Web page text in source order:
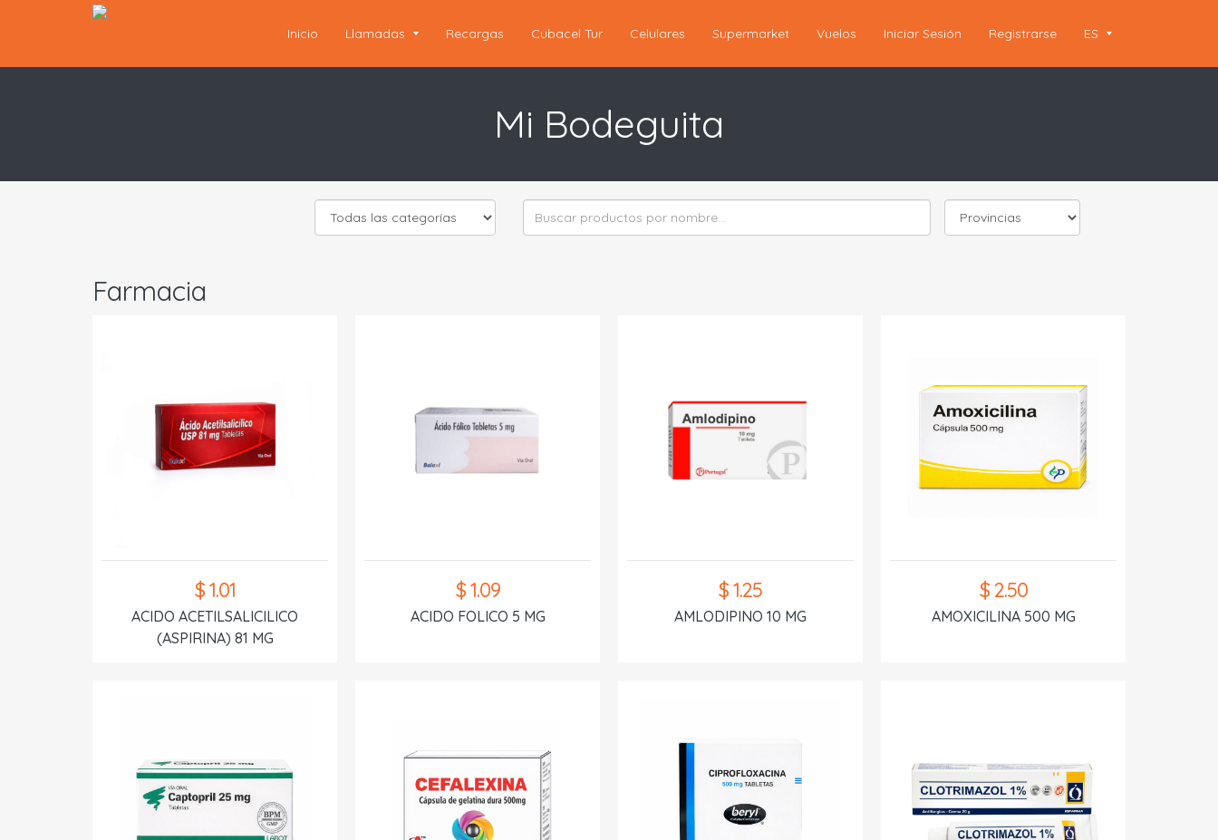
Inicio Llamadas Recargas Cubacel Tur Celulares Supermarket Vuelos Iniciar Sesión Registrarse ES
Mi Bodeguita
Farmacia
$ 1.01
ACIDO ACETILSALICILICO
(ASPIRINA) 81 MG
$ 1.09
ACIDO FOLICO 5 MG
$ 1.25
AMLODIPINO 10 MG
$ 2.50
AMOXICILINA 500 MG